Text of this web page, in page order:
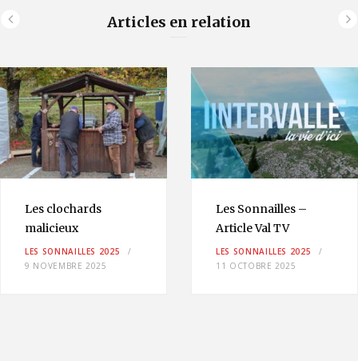
Articles en relation
Les clochards
malicieux
LES SONNAILLES 2025
9 NOVEMBRE 2025
Les Sonnailles –
Article Val TV
LES SONNAILLES 2025
11 OCTOBRE 2025